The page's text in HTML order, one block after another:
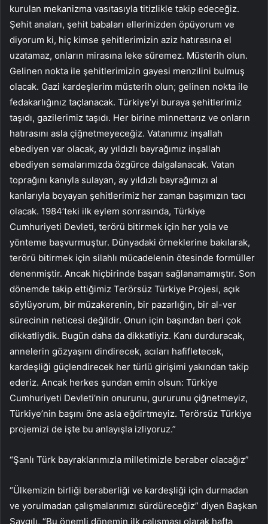
kurulan mekanizma vasıtasıyla titizlikle takip edeceğiz.
Şehit anaları, şehit babaları ellerinizden öpüyorum ve
diyorum ki, hiç kimse şehitlerimizin aziz hatırasına el
uzatamaz, onların mirasına leke süremez. Müsterih olun.
Gelinen nokta ile şehitlerimizin gayesi menzilini bulmuş
olacak. Gazi kardeşlerim müsterih olun; gelinen nokta ile
fedakarlığınız taçlanacak. Türkiye’yi buraya şehitlerimiz
taşıdı, gazilerimiz taşıdı. Her birine minnettarız ve onların
hatırasını asla çiğnetmeyeceğiz. Vatanımız inşallah
ebediyen var olacak, ay yıldızlı bayrağımız inşallah
ebediyen semalarımızda özgürce dalgalanacak. Vatan
toprağını kanıyla sulayan, ay yıldızlı bayrağımızı al
kanlarıyla boyayan şehitlerimiz her zaman başımızın tacı
olacak. 1984’teki ilk eylem sonrasında, Türkiye
Cumhuriyeti Devleti, terörü bitirmek için her yola ve
yönteme başvurmuştur. Dünyadaki örneklerine bakılarak,
terörü bitirmek için silahlı mücadelenin ötesinde formüller
denenmiştir. Ancak hiçbirinde başarı sağlanamamıştır. Son
dönemde takip ettiğimiz Terörsüz Türkiye Projesi, açık
söylüyorum, bir müzakerenin, bir pazarlığın, bir al-ver
sürecinin neticesi değildir. Onun için başından beri çok
dikkatliydik. Bugün daha da dikkatliyiz. Kanı durduracak,
annelerin gözyaşını dindirecek, acıları hafifletecek,
kardeşliği güçlendirecek her türlü girişimi yakından takip
ederiz. Ancak herkes şundan emin olsun: Türkiye
Cumhuriyeti Devleti’nin onurunu, gururunu çiğnetmeyiz,
Türkiye’nin başını öne asla eğdirtmeyiz. Terörsüz Türkiye
projemizi de işte bu anlayışla izliyoruz.”
“Şanlı Türk bayraklarımızla milletimizle beraber olacağız”
“Ülkemizin birliği beraberliği ve kardeşliği için durmadan
ve yorulmadan çalışmalarımızı sürdüreceğiz” diyen Başkan
Saygılı, “Bu önemli dönemin ilk çalışması olarak hafta